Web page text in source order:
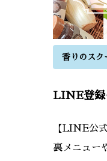
香りのスク
LINE登録
【LINE公
裏メニュー